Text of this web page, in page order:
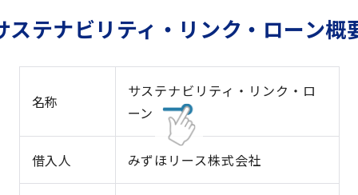
ステナビリティ・リンク・ローン概
名称
サステナビリティ・リンク・ロ
ーン
借入人 みずほリース株式会社